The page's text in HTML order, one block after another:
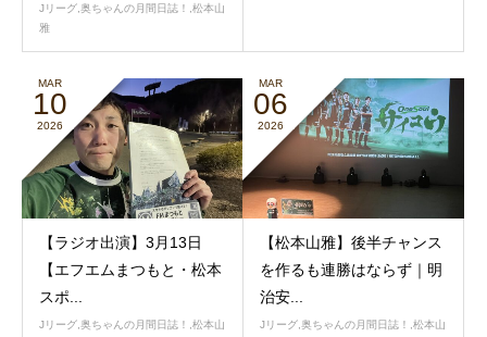
Jリーグ 奥ちゃんの月間日誌！
松本山
雅
MAR
10
2026
【ラジオ出演】3月13日
【エフエムまつもと・松本
スポ...
Jリーグ 奥ちゃんの月間日誌！
松本山
MAR
06
2026
【松本山雅】後半チャンス
を作るも連勝はならず｜明
治安...
Jリーグ 奥ちゃんの月間日誌！
松本山